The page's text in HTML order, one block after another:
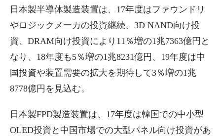
日本製半導体製造装置は、17年度はファウンドリ
やロジックメーカの投資継続、3D NAND向け投
資、DRAM向け投資により11％増の1兆7363億円と
なり、18年度も5％増の1兆8231億円、19年度は中
国投資や装置需要の拡大を期待して3％増の1兆
8778億円を見込む。
日本製FPD製造装置は、17年度は韓国での中小型
OLED投資と中国市場での大型パネル向け投資があ